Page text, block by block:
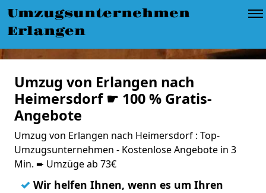
Umzugsunternehmen
Erlangen
Umzug von Erlangen nach
Heimersdorf ☛ 100 % Gratis-
Angebote
Umzug von Erlangen nach Heimersdorf : Top-
Umzugsunternehmen - Kostenlose Angebote in 3
Min. ➨ Umzüge ab 73€
✓ Wir helfen Ihnen, wenn es um Ihren